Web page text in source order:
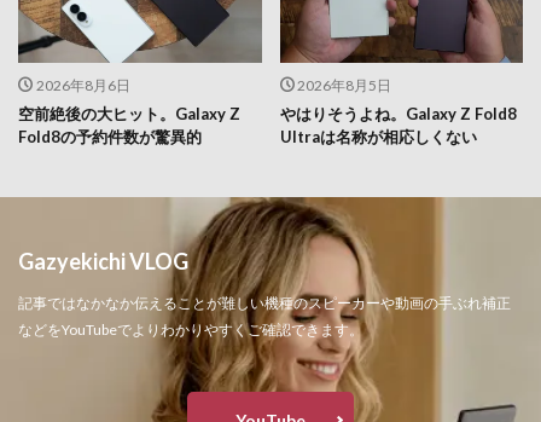
2026年8月6日
空前絶後の大ヒット。Galaxy Z
Fold8の予約件数が驚異的
2026年8月5日
やはりそうよね。Galaxy Z Fold8
Ultraは名称が相応しくない
Gazyekichi VLOG
記事ではなかなか伝えることが難しい機種のスピーカーや動画の手ぶれ補正
などをYouTubeでよりわかりやすくご確認できます。